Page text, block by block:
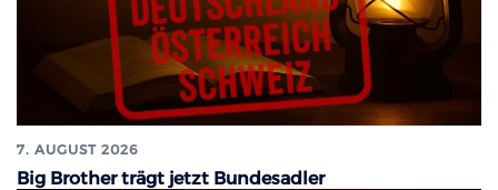
7. AUGUST 2026
Big Brother trägt jetzt Bundesadler